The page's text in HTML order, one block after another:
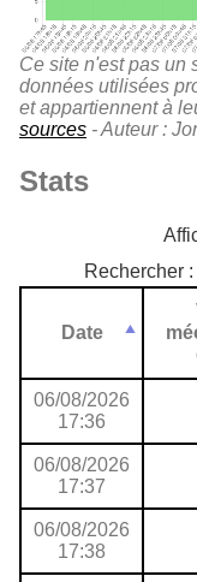
Ce site n'est pas un
données utilisées
et appartiennent à
sources - Auteur :
Stats
Rechercher :
Date
06/08/2026
17:36
06/08/2026
17:37
06/08/2026
17:38